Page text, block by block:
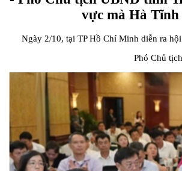
vực mà Hà Tĩnh
Ngày 2/10, tại TP Hồ Chí Minh diễn ra
Phó Chủ